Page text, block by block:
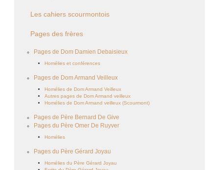
Les cahiers scourmontois
Pages des frères
Pages de Dom Damien Debaisieux
Homélies et conférences
Pages de Dom Armand Veilleux
Homélies de Dom Armand Veilleux
Autres pages de Dom Armand veilleux
Homélies de Dom Armand veilleux (Scourmont)
Pages de Père Bernard De Give
Pages du Père Omer De Ruyver
Homélies
Pages du Père Gérard Joyau
Homélies du Père Gérard Joyau